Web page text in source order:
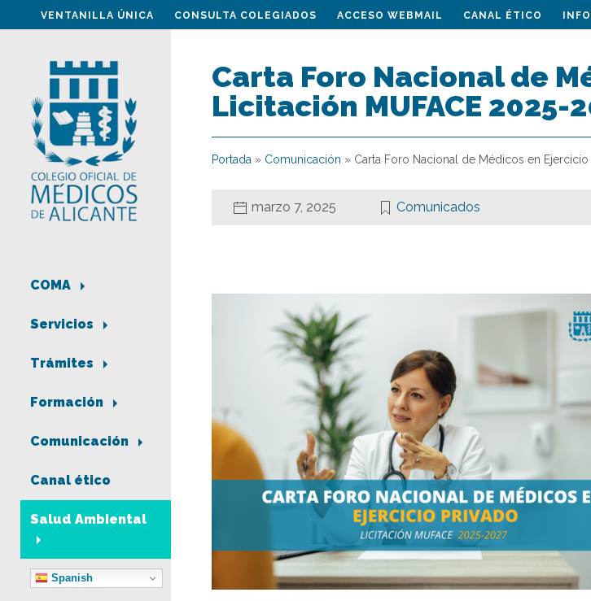
VENTANILLA ÚNICA CONSULTA COLEGIADOS ACCESO WEBMAIL CANAL ÉTICO
COMA
Servicios
Trámites
Formación
Comunicación
Canal ético
Salud Ambiental
Spanish
Carta Foro Nacional de
Licitación MUFACE 2025-
Portada » Comunicación » Carta Foro Nacional de Médicos en
marzo 7, 2025 Comunicados